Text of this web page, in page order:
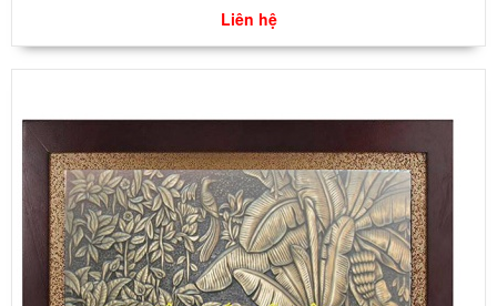
Liên hệ